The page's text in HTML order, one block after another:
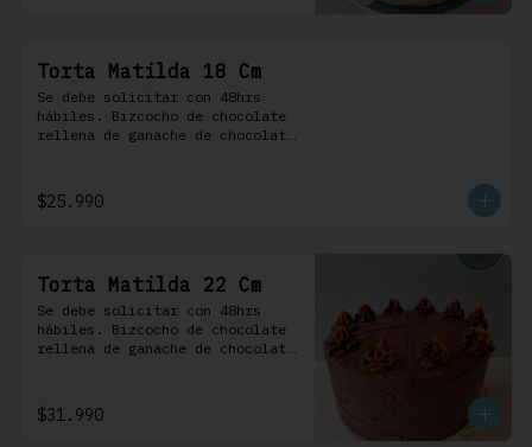
Torta Matilda 18 Cm
Se debe solicitar con 48hrs
hábiles. Bizcocho de chocolate
rellena de ganache de chocolate
chocolate.
$25.990
Torta Matilda 22 Cm
Se debe solicitar con 48hrs
hábiles. Bizcocho de chocolate
rellena de ganache de chocolate
chocolate.
$31.990